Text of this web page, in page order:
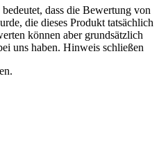
dass die Bewertung von
die dieses Produkt tatsächlich
können aber grundsätzlich
uns haben. Hinweis schließen